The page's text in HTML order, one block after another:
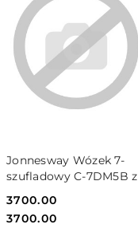
Jonnesway Wózek 7-
szufladowy C-7DM5B z
narzędzi C-7DM5B-
124SP
Cena:
3700.00
Cena:
3700.00
DO KOSZYKA